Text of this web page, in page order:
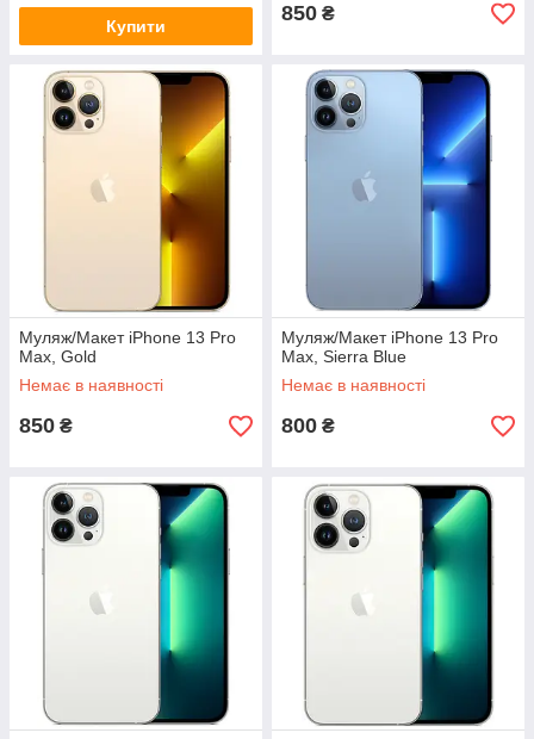
Купити
850 ₴
Муляж/Макет iPhone 13 Pro
Max, Gold
Немає в наявності
850 ₴
Муляж/Макет iPhone 13 Pro
Max, Sierra Blue
Немає в наявності
800 ₴